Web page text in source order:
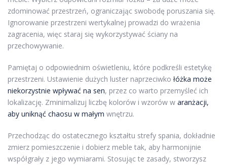
zdominować przestrzeń, ograniczając swobodę poruszania się.
Ignorowanie przestrzeni wertykalnej prowadzi do wrażenia
zagracenia, więc staraj się wykorzystywać ściany na
przechowywanie.
Pamiętaj o odpowiednim oświetleniu, które podkreśli estetykę
przestrzeni. Ustawienie dużych luster naprzeciwko łóżka może
niekorzystnie wpływać na sen, przez co warto przemyśleć ich
lokalizację. Zminimalizuj liczbę kolorów i wzorów w aranżacji,
aby uniknąć chaosu w małym wnętrzu.
Przechodząc do ostatecznego kształtu strefy spania, dokładnie
zmierz pomieszczenie i dobierz meble tak, aby harmonijnie
współgrały z jego wymiarami. Stosując te zasady, stworzysz